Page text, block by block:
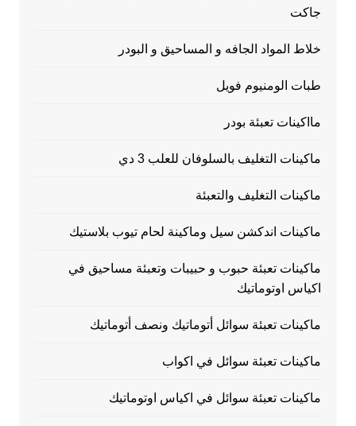
جاكت
خلاط المواد الجافه و المساحيق و البودر
طبات الومنيوم فويل
مااكينات تعبئة بودر
ماكينات التغليف بالسلوفان للعلب 3 دي
ماكينات التغليف والتعبئة
ماكينات اندكشن سيل وماكينة لحام تيوب بلاستيك
ماكينات تعبئة حبوب و حبيبات وتعبئة مساحيق في
اكياس اوتوماتيك
ماكينات تعبئة سوائل أتوماتيك ونصف أتوماتيك
ماكينات تعبئة سوائل في اكواب
ماكينات تعبئة سوائل في اكياس اوتوماتيك